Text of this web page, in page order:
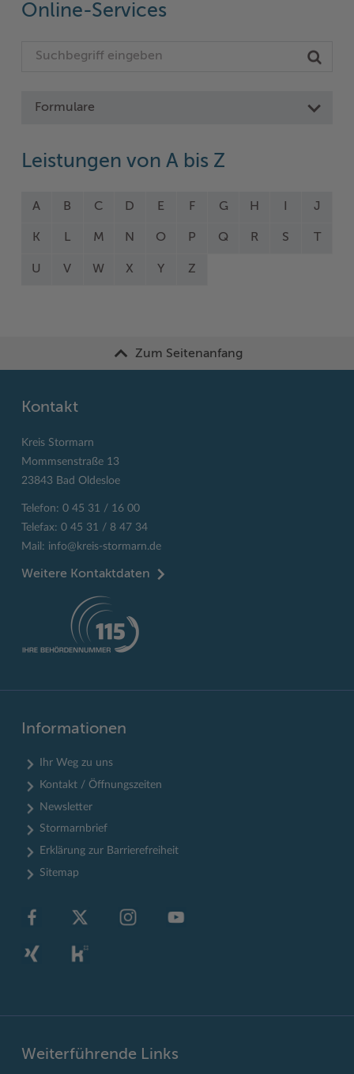
Online-Services
Formulare
Leistungen von A bis Z
A B C D E F G H J
K L M N O P Q R S T
U V W X Y Z
Zum Seitenanfang
Kontakt
Kreis Stormarn
Mommsenstraße 13
23843 Bad Oldesloe
Telefon: 0 45 31 / 16 00
Telefax: 0 45 31 / 8 47 34
Mail: info@kreis-stormarn.de
Weitere Kontaktdaten
Informationen
Ihr Weg zu uns
Kontakt / Öffnungszeiten
Newsletter
Stormarnbrief
Erklärung zur Barrierefreiheit
Sitemap
Weiterführende Links